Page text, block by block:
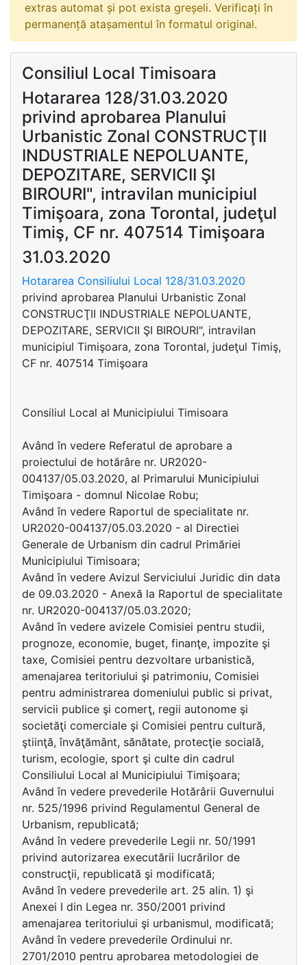
extras automat și pot exista greșeli. Verificați în
permanență atașamentul în formatul original.
Consiliul Local Timisoara
Hotararea 128/31.03.2020
privind aprobarea Planului
Urbanistic Zonal CONSTRUCŢII
INDUSTRIALE NEPOLUANTE,
DEPOZITARE, SERVICII ŞI
BIROURI", intravilan municipiul
Timişoara, zona Torontal, judeţul
Timiş, CF nr. 407514 Timişoara
31.03.2020
Hotararea Consiliului Local 128/31.03.2020
privind aprobarea Planului Urbanistic Zonal
CONSTRUCŢII INDUSTRIALE NEPOLUANTE,
DEPOZITARE, SERVICII ŞI BIROURI", intravilan
municipiul Timişoara, zona Torontal, judeţul Timiş,
CF nr. 407514 Timişoara
Consiliul Local al Municipiului Timisoara
Având în vedere Referatul de aprobare a
proiectului de hotărâre nr. UR2020-
004137/05.03.2020, al Primarului Municipiului
Timişoara - domnul Nicolae Robu;
Având în vedere Raportul de specialitate nr.
UR2020-004137/05.03.2020 - al Directiei
Generale de Urbanism din cadrul Primăriei
Municipiului Timisoara;
Având în vedere Avizul Serviciului Juridic din data
de 09.03.2020 - Anexă la Raportul de specialitate
nr. UR2020-004137/05.03.2020;
Având în vedere avizele Comisiei pentru studii,
prognoze, economie, buget, finanţe, impozite şi
taxe, Comisiei pentru dezvoltare urbanistică,
amenajarea teritoriului şi patrimoniu, Comisiei
pentru administrarea domeniului public si privat,
servicii publice şi comerţ, regii autonome şi
societăţi comerciale şi Comisiei pentru cultură,
ştiinţă, învăţământ, sănătate, protecţie socială,
turism, ecologie, sport şi culte din cadrul
Consiliului Local al Municipiului Timişoara;
Având în vedere prevederile Hotărârii Guvernului
nr. 525/1996 privind Regulamentul General de
Urbanism, republicată;
Având în vedere prevederile Legii nr. 50/1991
privind autorizarea executării lucrărilor de
construcţii, republicată şi modificată;
Având în vedere prevederile art. 25 alin. 1) şi
Anexei I din Legea nr. 350/2001 privind
amenajarea teritoriului şi urbanismul, modificată;
Având în vedere prevederile Ordinului nr.
2701/2010 pentru aprobarea metodologiei de